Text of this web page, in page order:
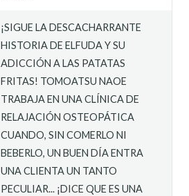
¡SIGUE LA DESCACHARRANTE
HISTORIA DE ELFUDA Y SU
ADICCIÓN A LAS PATATAS
FRITAS! TOMOATSU NAOE
TRABAJA EN UNA CLÍNICA DE
RELAJACIÓN OSTEOPÁTICA
CUANDO, SIN COMERLO NI
BEBERLO, UN BUEN DÍA ENTRA
UNA CLIENTA UN TANTO
PECULIAR... ¡DICE QUE ES UNA